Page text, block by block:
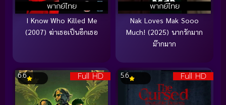
พากย์ไทย
I Know Who Killed Me
(2007) ฆ่าเธอเป็นอีกเธอ
พากย์ไทย
Nak Loves Mak Sooo
Much! (2025) นากรักมาก
ม๊ากมาก
Full HD
6.6 Full HD
5.6